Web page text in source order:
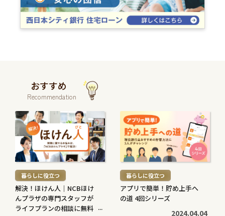
おすすめ
Recommendation
続
き
を
読
む
> 暮らしに役立つ
解決！ほけん人｜NCBほけ
んプラザの専門スタッフが
ライフプランの相談に無料
続
き
を
読
む
> 暮らしに役立つ
アプリで簡単！貯め上手へ
の道 4回シリーズ
2024.04.04